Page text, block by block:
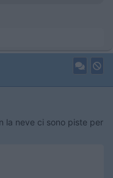
la neve ci sono piste per